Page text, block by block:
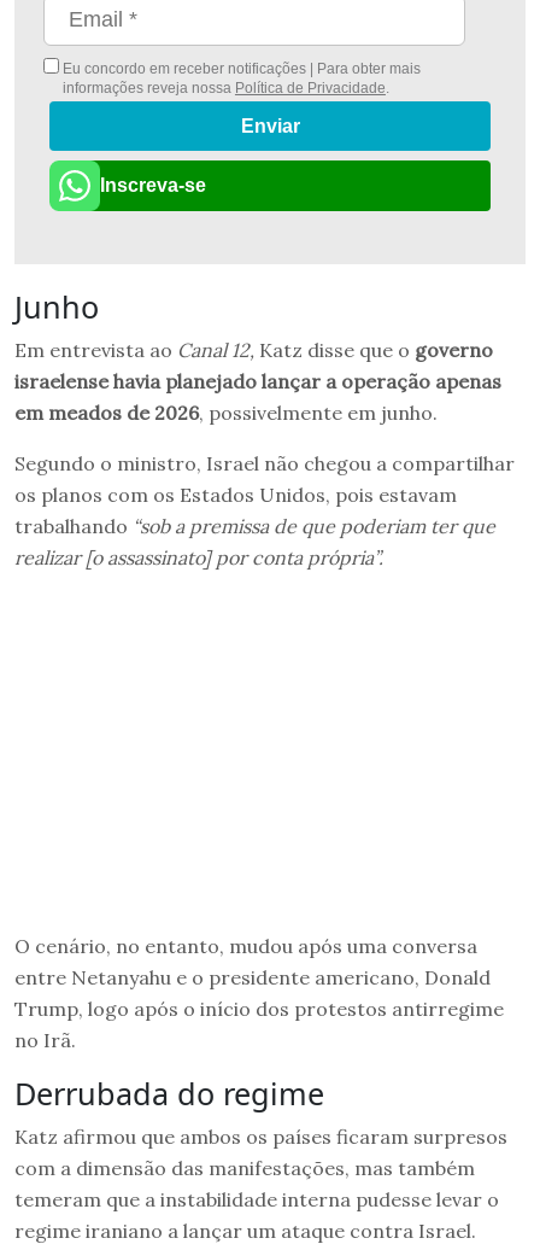
Eu concordo em receber notificações | Para obter mais
informações reveja nossa Política de Privacidade
Enviar
Inscreva-se
Junho
Em entrevista ao Canal 12, Katz disse que o governo
israelense havia planejado lançar a operação apenas
em meados de 2026, possivelmente em junho.
Segundo o ministro, Israel não chegou a compartilhar
os planos com os Estados Unidos, pois estavam
trabalhando “sob a premissa de que poderiam ter que
realizar [o assassinato] por conta própria”.
O cenário, no entanto, mudou após uma conversa
entre Netanyahu e o presidente americano, Donald
Trump, logo após o início dos protestos antirregime
no Irã.
Derrubada do regime
Katz afirmou que ambos os países ficaram surpresos
com a dimensão das manifestações, mas também
temeram que a instabilidade interna pudesse levar o
regime iraniano a lançar um ataque contra Israel.